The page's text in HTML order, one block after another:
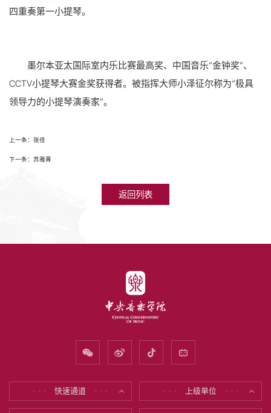
四重奏第一小提琴。
墨尔本亚太国际室内乐比赛最高奖、中国音乐“金钟奖”、
CCTV小提琴大赛金奖获得者。被指挥大师小泽征尔称为“极具
领导力的小提琴演奏家”。
上一条：张佳
下一条：苏雅菁
返回列表
快速通道 上级单位